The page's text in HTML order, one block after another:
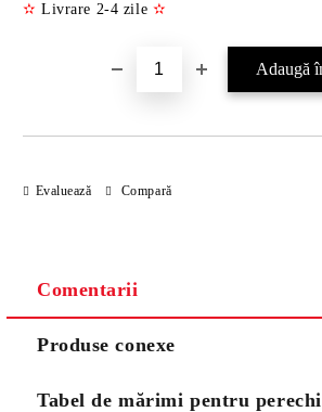
✫ Livrare 2-4 zile ✫
Evaluează Compară
Comentarii
Produse conexe
Tabel de mărimi pentru perechi